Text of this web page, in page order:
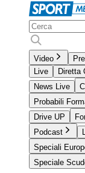
Video
Live
Diretta
News Live
Probabili
Drive UP
Podcast
Speciali
Speciale